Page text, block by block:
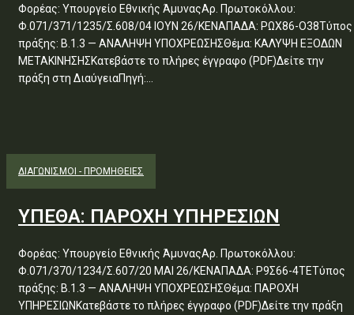
Φορέας: Υπουργείο Εθνικής ΆμυναςΑρ. Πρωτοκόλλου:
Φ.071/371/1235/Σ.608/04 ΙΟΥΝ 26/ΚΕΝΑΠΑΔΑ: ΡΩΧ86-Ο38Τύπος
πράξης: Β.1.3 — ΑΝΑΛΗΨΗ ΥΠΟΧΡΕΩΣΗΣΘέμα: ΚΑΛΥΨΗ ΕΞΟΔΩΝ
ΜΕΤΑΚΙΝΗΣΗΣΚατεβάστε το πλήρες έγγραφο (PDF)Δείτε την
πράξη στη ΔιαύγειαΠηγή:...
ΔΙΑΓΩΝΙΣΜΟΊ - ΠΡΟΜΉΘΕΙΕΣ
ΥΠΕΘΑ: ΠΑΡΟΧΗ ΥΠΗΡΕΣΙΩΝ
Φορέας: Υπουργείο Εθνικής ΆμυναςΑρ. Πρωτοκόλλου:
Φ.071/370/1234/Σ.607/20 ΜΑΙ 26/ΚΕΝΑΠΑΔΑ: Ρ9Σ66-4ΤΕΤύπος
πράξης: Β.1.3 — ΑΝΑΛΗΨΗ ΥΠΟΧΡΕΩΣΗΣΘέμα: ΠΑΡΟΧΗ
ΥΠΗΡΕΣΙΩΝΚατεβάστε το πλήρες έγγραφο (PDF)Δείτε την πράξη